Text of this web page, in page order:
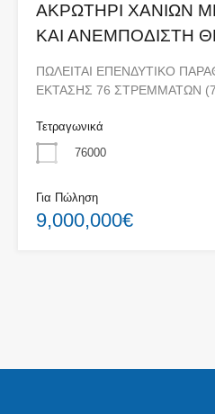
ΑΚΡΩΤΗΡΙ ΧΑΝΙΩΝ
ΚΑΙ ΑΝΕΜΠΟΔΙΣΤΗ
ΠΩΛΕΙΤΑΙ ΕΠΕΝΔΥΤΙΚΟ
ΕΚΤΑΣΗΣ 76 ΣΤΡΕΜΜΑΤΩΝ
Τετραγωνικά
76000
Για Πώληση
9,000,000€